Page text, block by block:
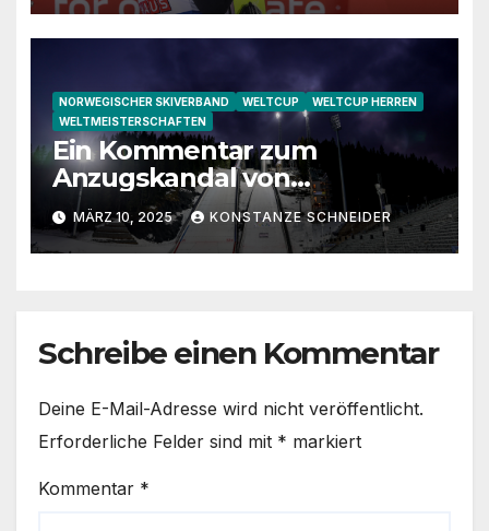
NORWEGISCHER SKIVERBAND WELTCUP
WELTCUP HERREN
WELTMEISTERSCHAFTEN
Ein Kommentar zum
Anzugskandal von
Trondheim
MÄRZ 10, 2025 KONSTANZE SCHNEIDER
Schreibe einen Kommentar
Deine E-Mail-Adresse wird nicht veröffentlicht.
Erforderliche Felder sind mit * markiert
Kommentar *